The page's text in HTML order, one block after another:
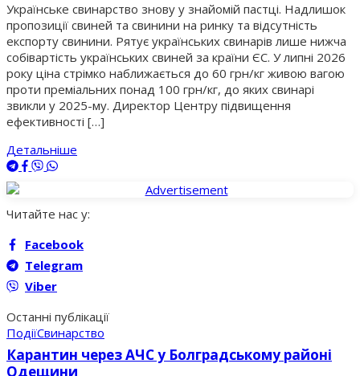
Українське свинарство знову у знайомій пастці. Надлишок
пропозиції свиней та свинини на ринку та відсутність
експорту свинини. Рятує українських свинарів лише нижча
собівартість українських свиней за країни ЄС. У липні 2026
року ціна стрімко наближається до 60 грн/кг живою вагою
проти преміальних понад 100 грн/кг, до яких свинарі
звикли у 2025-му. Директор Центру підвищення
ефективності […]
Детальніше
Читайте нас у:
Facebook
Telegram
Viber
Останні публікації
ПодіїСвинарство
Карантин через АЧС у Болградському районі
Одещини